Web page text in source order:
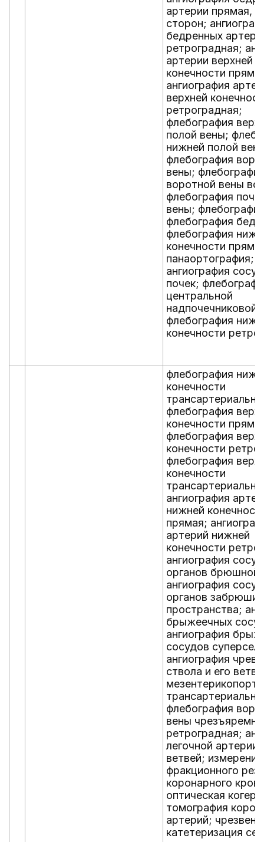
артерии прямая,
сторон;
бедренных
ретроградная;
артерии верхней
конечности
ангиография
верхней
ретроградная;
флебография
полой вены;
нижней полой
флебография
вены;
воротной вены
флебография
вены;
флебография
флебография
конечности
панаортография;
ангиография
почек;
центральной
надпочечниковой
флебография
конечности
флебография
конечности
флебография
конечности
флебография
конечности
флебография
конечности
ангиография
нижней
прямая;
артерий нижней
конечности
ангиография
органов брюшной
ангиография
органов
пространства;
брыжеечных
ангиография
сосудов
ангиография
ствола и его
флебография
вены
ретроградная;
легочной артерии
ветвей; измерение
фракционного
коронарного
оптическая
томография
артерий;
катетеризация